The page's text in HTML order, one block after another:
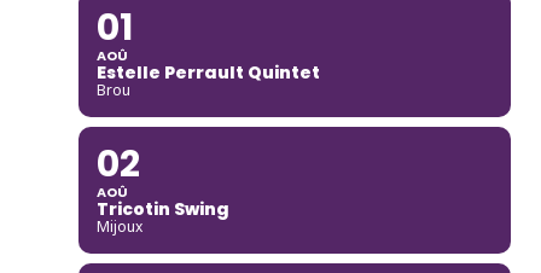
01
AOÛ
Estelle Perrault Quintet
Brou
02
AOÛ
Tricotin Swing
Mijoux